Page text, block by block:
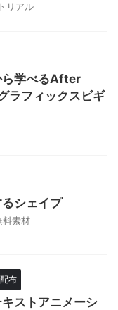
リアル
ら学べるAfter
ラフィックスビギ
シェイプ
料素材
布
ストアニメーシ